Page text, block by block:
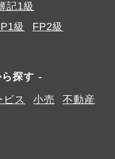
記1級
級 FP2級
探す
ビス 小売
不動産